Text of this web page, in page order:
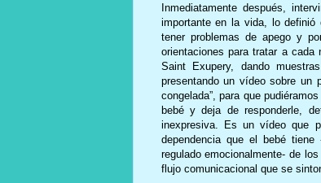
Inmediatamente después,
importante en la vida, lo
tener problemas de apego y
orientaciones para tratar a
Saint Exupery, dando
presentando un vídeo sobre un
congelada”, para que
bebé y deja de responderle,
inexpresiva. Es un vídeo que
dependencia que el bebé
regulado emocionalmente- de
flujo comunicacional que se